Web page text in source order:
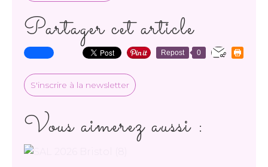
Partager cet article
Repost 0
S'inscrire à la newsletter
Vous aimerez aussi :